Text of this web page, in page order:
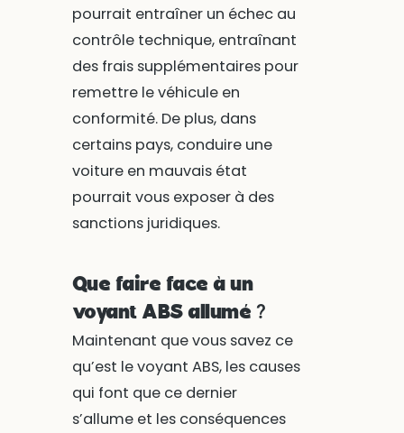
pourrait entraîner un échec au
contrôle technique, entraînant
des frais supplémentaires pour
remettre le véhicule en
conformité. De plus, dans
certains pays, conduire une
voiture en mauvais état
pourrait vous exposer à des
sanctions juridiques.
Que faire face à un
voyant ABS allumé ?
Maintenant que vous savez ce
qu’est le voyant ABS, les causes
qui font que ce dernier
s’allume et les conséquences